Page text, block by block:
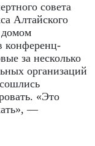
совета
Алтайского
домом
конференц-
за несколько
организаций
«Это
—